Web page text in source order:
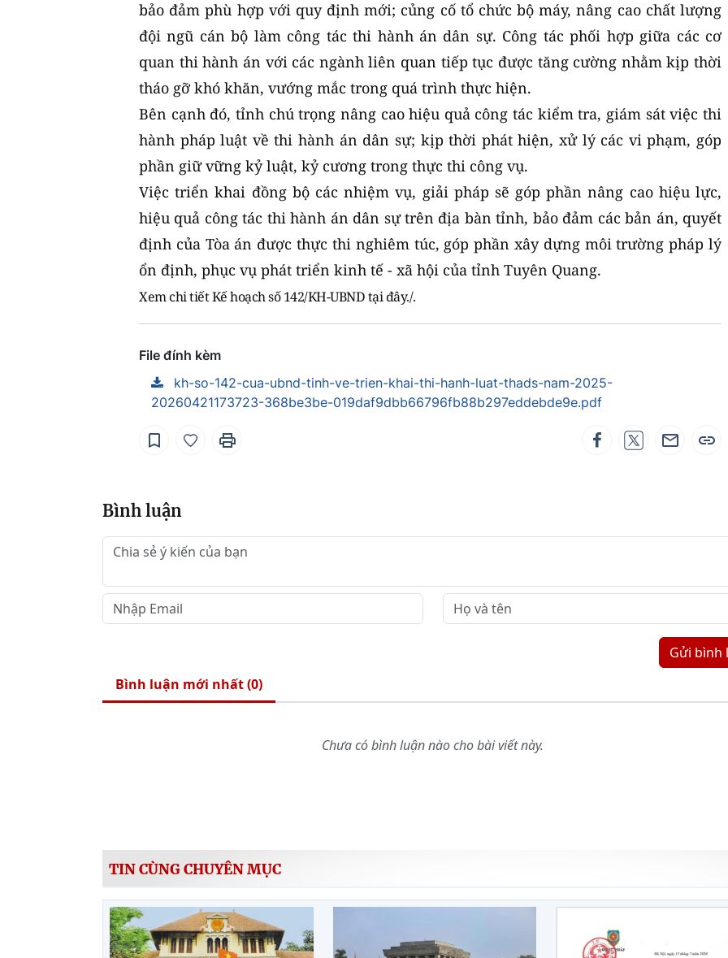
bảo đảm phù hợp với quy định mới; củng cố tổ chức bộ máy, nâng cao chất lượng
đội ngũ cán bộ làm công tác thi hành án dân sự. Công tác phối hợp giữa các cơ
quan thi hành án với các ngành liên quan tiếp tục được tăng cường nhằm kịp thời
tháo gỡ khó khăn, vướng mắc trong quá trình thực hiện.
Bên cạnh đó, tỉnh chú trọng nâng cao hiệu quả công tác kiểm tra, giám sát việc thi
hành pháp luật về thi hành án dân sự; kịp thời phát hiện, xử lý các vi phạm, góp
phần giữ vững kỷ luật, kỷ cương trong thực thi công vụ.
Việc triển khai đồng bộ các nhiệm vụ, giải pháp sẽ góp phần nâng cao hiệu lực,
hiệu quả công tác thi hành án dân sự trên địa bàn tỉnh, bảo đảm các bản án, quyết
định của Tòa án được thực thi nghiêm túc, góp phần xây dựng môi trường pháp lý
ổn định, phục vụ phát triển kinh tế - xã hội của tỉnh Tuyên Quang.
Xem chi tiếtKế hoạch số 142/KH-UBNDtại đây./.
File đính kèm
kh-so-142-cua-ubnd-tinh-ve-trien-khai-thi-hanh-luat-thads-nam-2025-
20260421173723-368be3be-019daf9dbb66796fb88b297eddebde9e.pdf
Bình luận
Gửi bình
Bình luận mới nhất (0)
Chưa có bình luận nào cho bài viết này.
TIN CÙNG CHUYÊN MỤC